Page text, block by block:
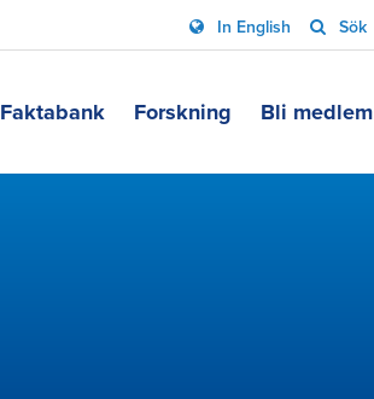
In English Sök
Faktabank Forskning Bli medlem